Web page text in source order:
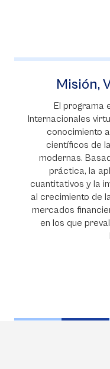
y transmitir
desarrollos
finanzas
teórica-
contribuir
empresa y los
profesionales
y los valores